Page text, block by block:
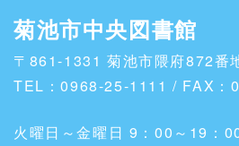
菊池市中央図書館
〒861-1331 菊池市隈府872番
TEL：0968-25-1111 / FAX：
火曜日～金曜日 9：00～19：